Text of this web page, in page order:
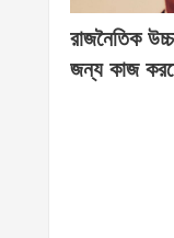
রাজনৈতিক
জন্য কাজ